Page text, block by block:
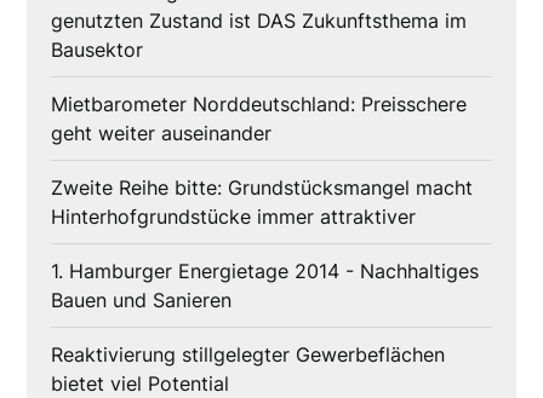
genutzten Zustand ist DAS Zukunftsthema im
Bausektor
Mietbarometer Norddeutschland: Preisschere
geht weiter auseinander
Zweite Reihe bitte: Grundstücksmangel macht
Hinterhofgrundstücke immer attraktiver
1. Hamburger Energietage 2014 - Nachhaltiges
Bauen und Sanieren
Reaktivierung stillgelegter Gewerbeflächen
bietet viel Potential